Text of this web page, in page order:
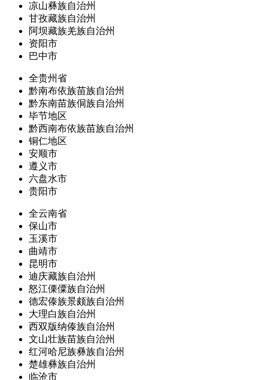
凉山彝族自治州
甘孜藏族自治州
阿坝藏族羌族自治州
资阳市
巴中市
全贵州省
黔南布依族苗族自治州
黔东南苗族侗族自治州
毕节地区
黔西南布依族苗族自治州
铜仁地区
安顺市
遵义市
六盘水市
贵阳市
全云南省
保山市
玉溪市
曲靖市
昆明市
迪庆藏族自治州
怒江傈僳族自治州
德宏傣族景颇族自治州
大理白族自治州
西双版纳傣族自治州
文山壮族苗族自治州
红河哈尼族彝族自治州
楚雄彝族自治州
临沧市